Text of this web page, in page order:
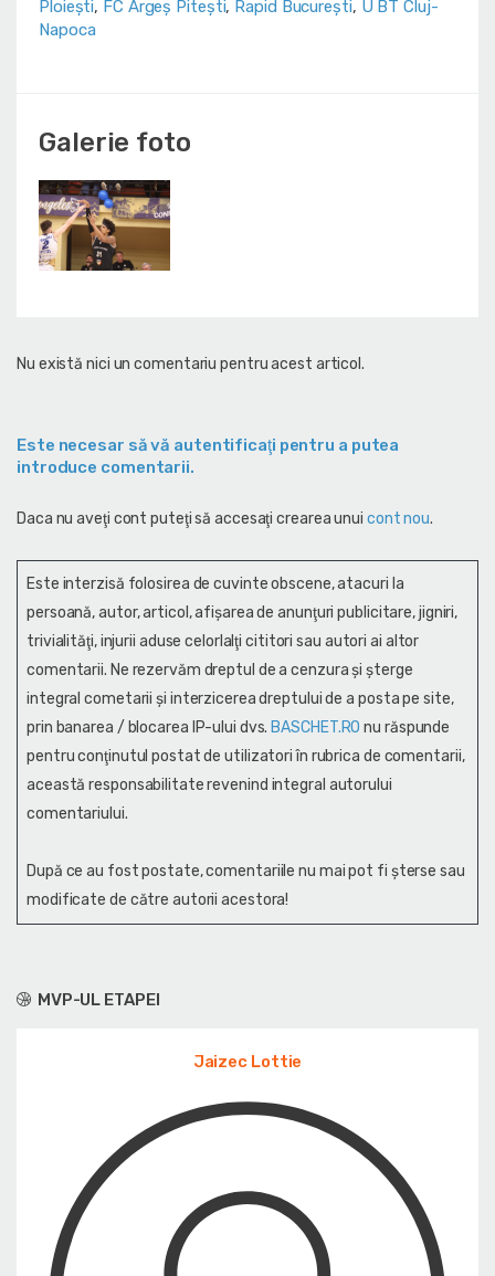
MVP-UL ETAPEI
Jaizec Lottie
Ploiești, FC Argeș Pitești, Rapid București, U BT Cluj-
Napoca
Galerie foto
Nu există nici un comentariu pentru acest articol.
Este necesar să vă autentificaţi pentru a putea
introduce comentarii.
Daca nu aveţi cont puteţi să accesaţi crearea unui cont nou.
Este interzisă folosirea de cuvinte obscene, atacuri la
persoană, autor, articol, afişarea de anunţuri publicitare, jigniri,
trivialităţi, injurii aduse celorlalţi cititori sau autori ai altor
comentarii. Ne rezervăm dreptul de a cenzura și şterge
integral cometarii și interzicerea dreptului de a posta pe site,
prin banarea / blocarea IP-ului dvs. BASCHET.RO nu răspunde
pentru conţinutul postat de utilizatori în rubrica de comentarii,
această responsabilitate revenind integral autorului
comentariului.
După ce au fost postate, comentariile nu mai pot fi șterse sau
modificate de către autorii acestora!